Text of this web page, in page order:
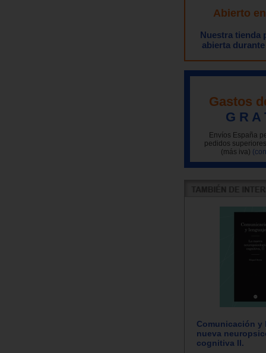
Abierto
Nuestra tienda
abierta
Gastos
G R A
Envíos España
pedidos
(más iva)
Comunicación y
nueva
cognitiva II.